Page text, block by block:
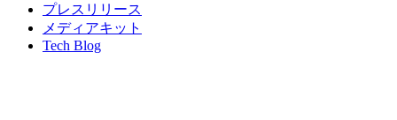
プレスリリース
メディアキット
Tech Blog